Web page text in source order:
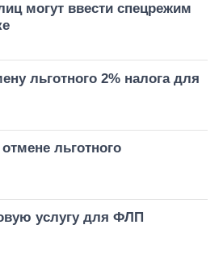
могут ввести спецрежим
льготного 2% налога для
льготного
услугу для ФЛП